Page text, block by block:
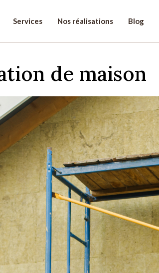
Services Nos réalisations Blog
de maison
projet!